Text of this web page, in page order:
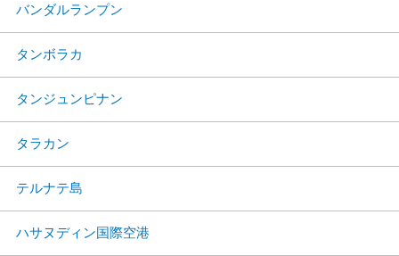
バンダルランプン
タンボラカ
タンジュンピナン
タラカン
テルナテ島
ハサヌディン国際空港